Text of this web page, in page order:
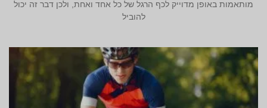
מותאמות באופן מדוייק לכף הרגל של כל אחד ואחת, ולכן דבר זה יכול
להוביל